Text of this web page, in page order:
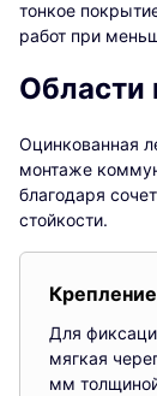
тонкое
работ при
Области
Оцинкованная
монтаже
благодаря
стойкости.
Для
мягкая
мм